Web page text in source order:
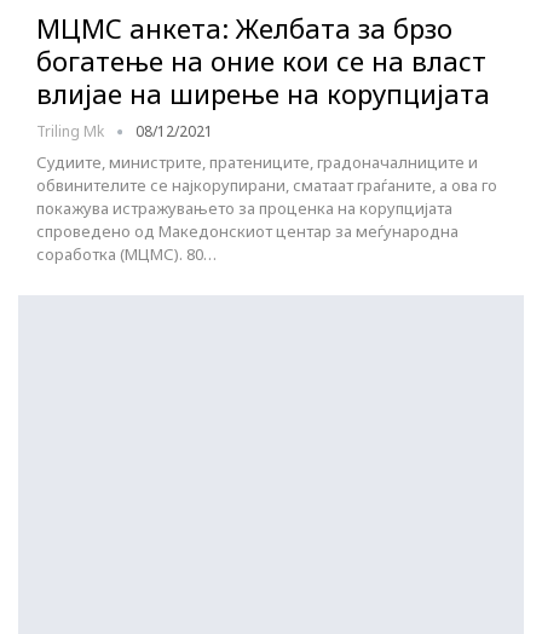
МЦМС анкета: Желбата за брзо
богатење на оние кои се на власт
влијае на ширење на корупцијата
Triling Mk 08/12/2021
Судиите, министрите, пратениците, градоначалниците и
обвинителите се најкорупирани, сматаат граѓаните, а ова го
покажува истражувањето за проценка на корупцијата
спроведено од Македонскиот центар за меѓународна
соработка (МЦМС). 80…